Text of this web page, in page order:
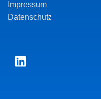
Impressum
Datenschutz